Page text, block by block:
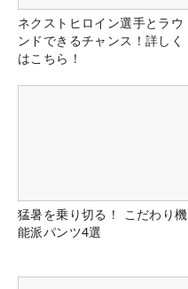
ネクストヒロイン選手とラウ
ンドできるチャンス！詳しく
はこちら！
猛暑を乗り切る！ こだわり機
能派パンツ4選